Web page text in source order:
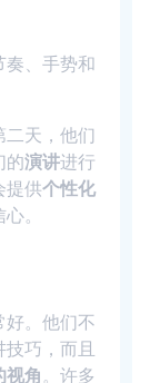
、手势和
二天，他们
的演讲进行
提供个性化
。
。他们不
巧，而且
视角。许多